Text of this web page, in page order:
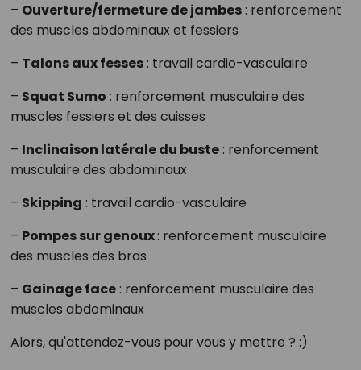
– Ouverture/fermeture de jambes: renforcement
des muscles abdominaux et fessiers
– Talons aux fesses: travail cardio-vasculaire
– Squat Sumo : renforcement musculaire des
muscles fessiers et des cuisses
– Inclinaison latérale du buste: renforcement
musculaire des abdominaux
– Skipping : travail cardio-vasculaire
– Pompes sur genoux: renforcement musculaire
des muscles des bras
– Gainage face: renforcement musculaire des
muscles abdominaux
Alors, qu'attendez-vous pour vous y mettre ? :)